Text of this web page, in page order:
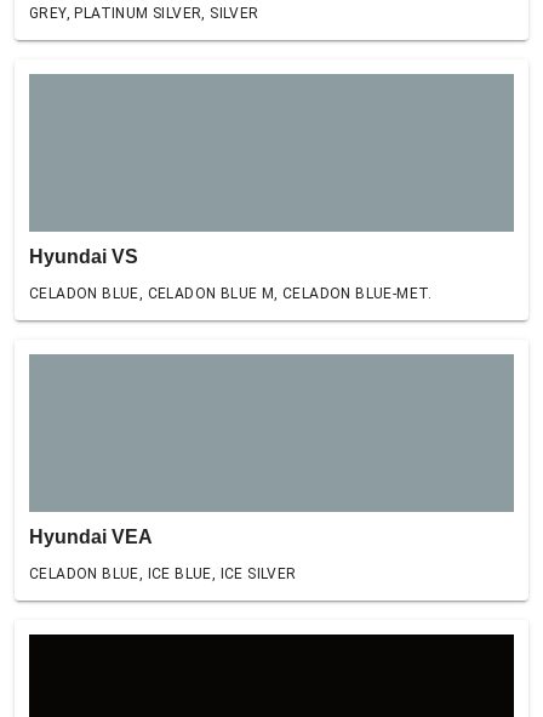
GREY, PLATINUM SILVER, SILVER
Hyundai VS
CELADON BLUE, CELADON BLUE M, CELADON BLUE-MET.
Hyundai VEA
CELADON BLUE, ICE BLUE, ICE SILVER